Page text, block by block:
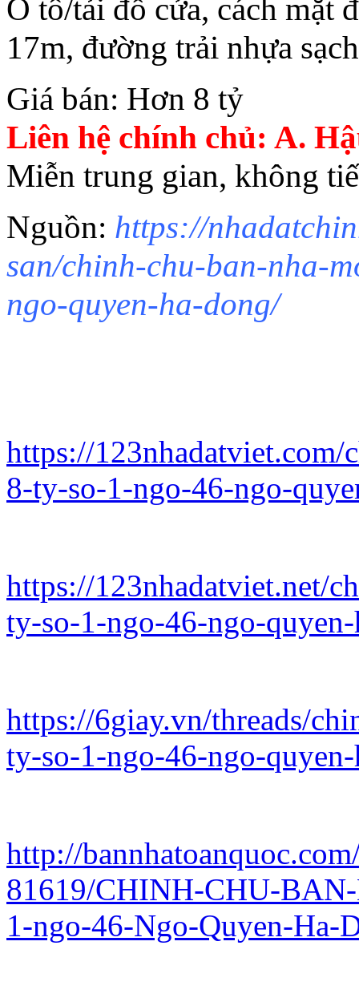
Ô tô/tải đỗ cửa, cách mặt
17m, đường trải nhựa
Giá bán: Hơn 8 tỷ
Liên hệ chính chủ: A.
Miễn trung gian, không
Nguồn: https://
san/chinh-chu-ban-nha-
ngo-quyen-ha-dong/
https://
8-ty-so-1-ngo-46-ngo-
https://123nhadatviet.net/
ty-so-1-ngo-46-ngo-
https://6giay.vn/threads/
ty-so-1-ngo-46-ngo-
http://
81619/CHINH-CHU-
1-ngo-46-Ngo-Quyen-Ha-